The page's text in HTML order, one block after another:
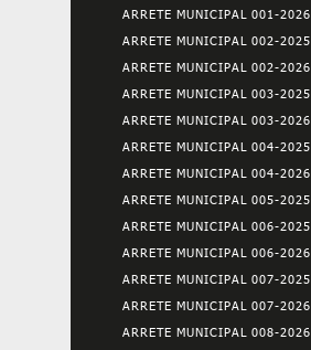
ARRETE MUNICIPAL 001-2026
ARRETE MUNICIPAL 002-2025
ARRETE MUNICIPAL 002-2026
ARRETE MUNICIPAL 003-2025
ARRETE MUNICIPAL 003-2026
ARRETE MUNICIPAL 004-2025
ARRETE MUNICIPAL 004-2026
ARRETE MUNICIPAL 005-2025
ARRETE MUNICIPAL 006-2025
ARRETE MUNICIPAL 006-2026
ARRETE MUNICIPAL 007-2025
ARRETE MUNICIPAL 007-2026
ARRETE MUNICIPAL 008-2026